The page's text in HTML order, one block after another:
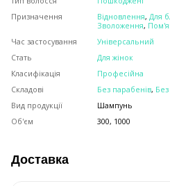
Призначення
Відновлення, Для
Зволоження,
Час застосування
Універсальний
Стать
Для жінок
Класифікація
Професійна
Складові
Без парабенів,
Вид продукції
Шампунь
Об'єм
300, 1000
Доставка